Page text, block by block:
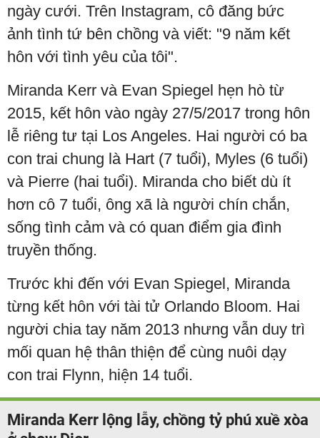
ngày cưới. Trên Instagram, cô đăng bức
ảnh tình tứ bên chồng và viết: "9 năm kết
hôn với tình yêu của tôi".
Miranda Kerr và Evan Spiegel hẹn hò từ
2015, kết hôn vào ngày 27/5/2017 trong hôn
lễ riêng tư tại Los Angeles. Hai người có ba
con trai chung là Hart (7 tuổi), Myles (6 tuổi)
và Pierre (hai tuổi). Miranda cho biết dù ít
hơn cô 7 tuổi, ông xã là người chín chắn,
sống tình cảm và có quan điểm gia đình
truyền thống.
Trước khi đến với Evan Spiegel, Miranda
từng kết hôn với tài tử Orlando Bloom. Hai
người chia tay năm 2013 nhưng vẫn duy trì
mối quan hệ thân thiện để cùng nuôi dạy
con trai Flynn, hiện 14 tuổi.
Miranda Kerr lộng lẫy, chồng tỷ phú xuề xòa